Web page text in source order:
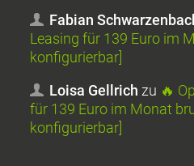
Fabian
Leasing für 139 Euro im
konfigurierbar]
Loisa Gellrich zu 🔥
für 139 Euro im Monat
konfigurierbar]